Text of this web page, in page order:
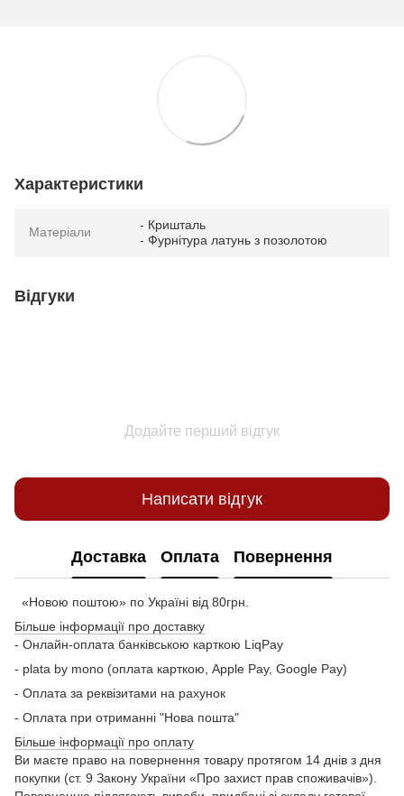
Характеристики
Матеріали
- Кришталь
- Фурнітура латунь з позолотою
Відгуки
Додайте перший відгук
Написати відгук
Доставка Оплата Повернення
«Новою поштою» по Україні від 80грн.
Більше інформації про доставку
- Онлайн-оплата банківською карткою LiqPay
- plata by mono (оплата карткою, Apple Pay, Google Pay)
- Оплата за реквізитами на рахунок
- Оплата при отриманні "Нова пошта"
Більше інформації про оплату
Ви маєте право на повернення товару протягом 14 днів з дня
покупки (ст. 9 Закону України «Про захист прав споживачів»).